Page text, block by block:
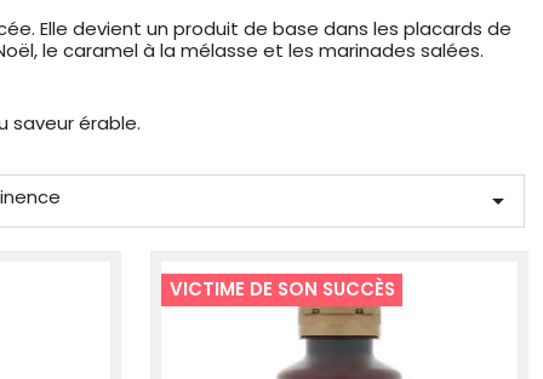
Elle devient un produit de base dans les placards de
le caramel à la mélasse et les marinades salées.
saveur érable.

VICTIME DE SON SUCCÈS